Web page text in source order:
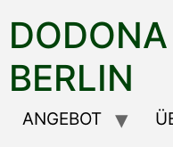
BERLIN
ANGEBOT